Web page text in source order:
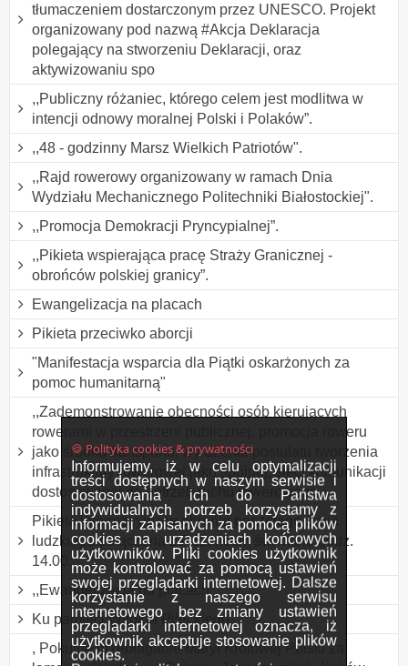
🍪 Polityka cookies & prywatności
Informujemy, iż w celu optymalizacji
treści dostępnych w naszym serwisie i
dostosowania ich do Państwa
indywidualnych potrzeb korzystamy z
informacji zapisanych za pomocą plików
cookies na urządzeniach końcowych
użytkowników. Pliki cookies użytkownik
może kontrolować za pomocą ustawień
swojej przeglądarki internetowej. Dalsze
korzystanie z naszego serwisu
internetowego bez zmiany ustawień
przeglądarki internetowej oznacza, iż
użytkownik akceptuje stosowanie plików
cookies.
tłumaczeniem dostarczonym przez UNESCO. Projekt
organizowany pod nazwą #Akcja Deklaracja
polegający na stworzeniu Deklaracji, oraz
aktywizowaniu spo
,,Publiczny różaniec, którego celem jest modlitwa w
intencji odnowy moralnej Polski i Polaków”.
,,48 - godzinny Marsz Wielkich Patriotów".
,,Rajd rowerowy organizowany w ramach Dnia
Wydziału Mechanicznego Politechniki Białostockiej".
,,Promocja Demokracji Pryncypialnej”.
,,Pikieta wspierająca pracę Straży Granicznej -
obrońców polskiej granicy”.
Ewangelizacja na placach
Pikieta przeciwko aborcji
"Manifestacja wsparcia dla Piątki oskarżonych za
pomoc humanitarną"
,,Zademonstrowanie obecności osób kierujących
rowerami w przestrzeni publicznej, promocja roweru
jako środka transportu, wyrażenie postulatu tworzenia
infrastruktury rowerowej jako spójnej, sieci komunikacji
dostosowanej do potrzeb ruchu rowerowego
Pikieta informacyjna w obronie poczętego życia
ludzkiego połączona z Różańcem św. około godz.
14.00.
,,Ewangelizacja na placach”.
Ku pamięci Witolda Pileckiego.
, Pokutne przebłaganie Maryi Królowej Polski za